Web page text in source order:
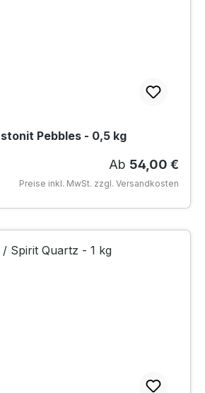
Pebbles - 0,5 kg
Regulärer
Ab 54,00 €
Preise inkl. MwSt. zzgl. Versandkosten